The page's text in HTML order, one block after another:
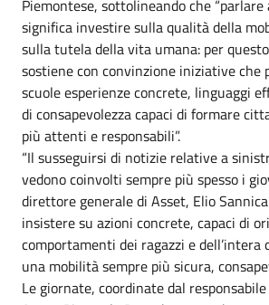
Piemontese, sottolineando che
significa investire sulla qualità della
sulla tutela della vita umana: per
sostiene con convinzione iniziative che
scuole esperienze concrete, linguaggi
di consapevolezza capaci di formare
più attenti e responsabili”.
“Il susseguirsi di notizie relative a
vedono coinvolti sempre più spesso i
direttore generale di Asset, Elio
insistere su azioni concrete, capaci di
comportamenti dei ragazzi e dell’intera
una mobilità sempre più sicura,
Le giornate, coordinate dal